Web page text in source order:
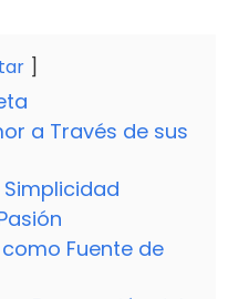
a Través de sus
Simplicidad
Fuente de